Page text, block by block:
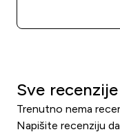
Sve
Trenutno nema
Napišite recenziju